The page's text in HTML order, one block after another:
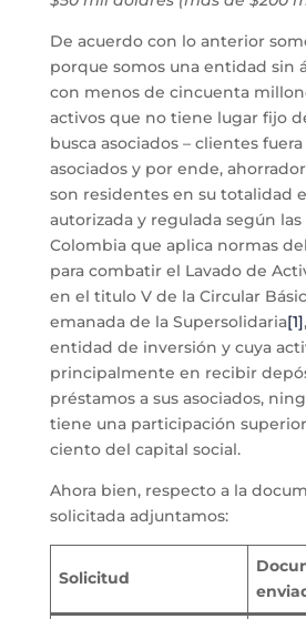
De acuerdo con lo anterior
porque somos una entidad sin
con menos de cincuenta
activos que no tiene lugar fijo
busca asociados – clientes
asociados y por ende,
son residentes en su totalidad
autorizada y regulada según las
Colombia que aplica normas
para combatir el Lavado de
en el titulo V de la Circular
emanada de la Supersolidaria[1]
entidad de inversión y cuya
principalmente en recibir
préstamos a sus asociados,
tiene una participación
ciento del capital social.
Ahora bien, respecto a la
solicitada adjuntamos:
Solicitud